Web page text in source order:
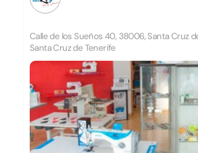
Calle de los Sueños 40, 38006, Santa Cruz
Santa Cruz de Tenerife